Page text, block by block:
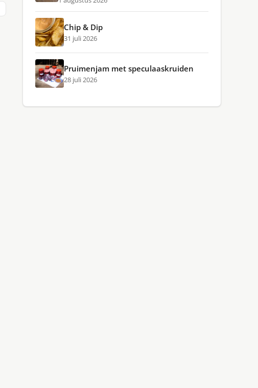
Chip & Dip
31 juli 2026
Pruimenjam met speculaaskruiden
28 juli 2026